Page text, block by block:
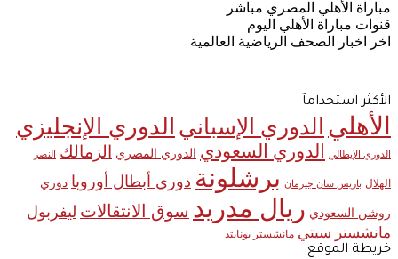
مباراة الأهلي المصري مباشر
قنوات مباراة الأهلي اليوم
اخر اخبار الصحف الرياضية العالمية
الأكثر استخدامآ
الأهلي الدوري الإسباني الدوري الإنجليزي
الدوري الإيطالي الدوري السعودي الدوري المصري الزمالك النصر
الهلال باريس سان جيرمان برشلونة دوري أبطال أوروبا دوري
روشن السعودي ريال مدريد سوق الانتقالات ليفربول
مانشستر سيتي مانشستر يونايتد
خريطة الموقع